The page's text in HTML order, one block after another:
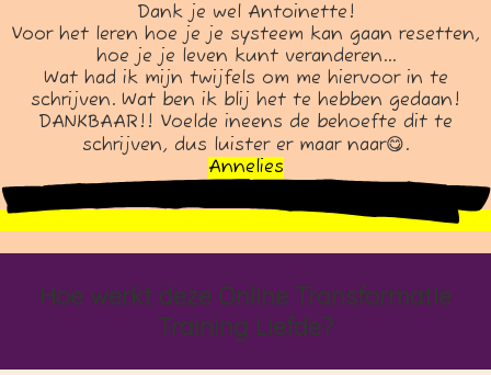
Dank je wel Antoinette!
Voor het leren hoe je je systeem kan gaan resetten,
hoe je je leven kunt veranderen...
Wat had ik mijn twijfels om me hiervoor in te
schrijven. Wat ben ik blij het te hebben gedaan!
DANKBAAR!! Voelde ineens de behoefte dit te
schrijven, dus luister er maar naar😋.
Annelies
Hoe werkt deze Online Transformatie
Training Liefde?